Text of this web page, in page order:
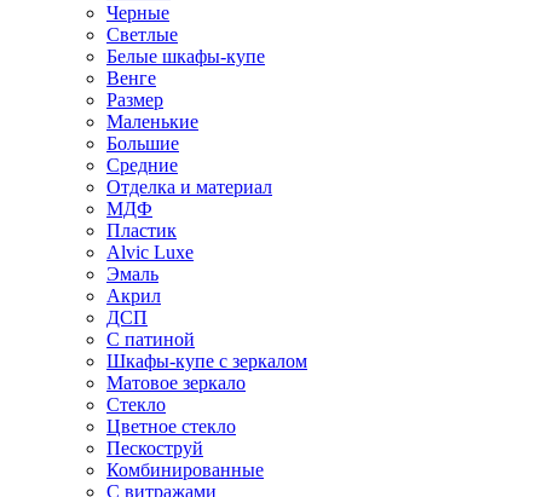
Черные
Светлые
Белые шкафы-купе
Венге
Размер
Маленькие
Большие
Средние
Отделка и материал
МДФ
Пластик
Alvic Luxe
Эмаль
Акрил
ДСП
С патиной
Шкафы-купе с зеркалом
Матовое зеркало
Стекло
Цветное стекло
Пескоструй
Комбинированные
С витражами